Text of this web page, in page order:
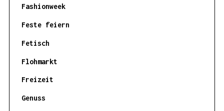
Fashionweek
Feste feiern
Fetisch
Flohmarkt
Freizeit
Genuss